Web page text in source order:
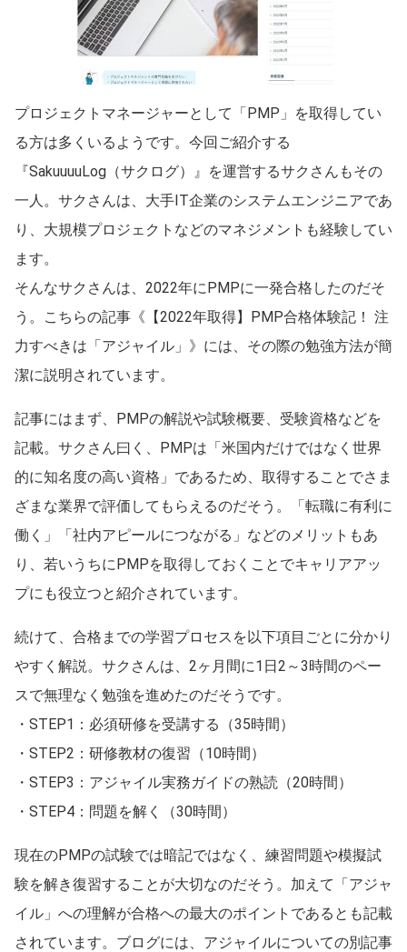
プロジェクトマネージャーとして「PMP」を取得してい
る方は多くいるようです。今回ご紹介する
『SakuuuuLog（サクログ）』を運営するサクさんもその
一人。サクさんは、大手IT企業のシステムエンジニアであ
り、大規模プロジェクトなどのマネジメントも経験してい
ます。
そんなサクさんは、2022年にPMPに一発合格したのだそ
う。こちらの記事《【2022年取得】PMP合格体験記！ 注
力すべきは「アジャイル」》には、その際の勉強方法が簡
潔に説明されています。
記事にはまず、PMPの解説や試験概要、受験資格などを
記載。サクさん曰く、PMPは「米国内だけではなく世界
的に知名度の高い資格」であるため、取得することでさま
ざまな業界で評価してもらえるのだそう。「転職に有利に
働く」「社内アピールにつながる」などのメリットもあ
り、若いうちにPMPを取得しておくことでキャリアアッ
プにも役立つと紹介されています。
続けて、合格までの学習プロセスを以下項目ごとに分かり
やすく解説。サクさんは、2ヶ月間に1日2～3時間のペー
スで無理なく勉強を進めたのだそうです。
・STEP1：必須研修を受講する（35時間）
・STEP2：研修教材の復習（10時間）
・STEP3：アジャイル実務ガイドの熟読（20時間）
・STEP4：問題を解く（30時間）
現在のPMPの試験では暗記ではなく、練習問題や模擬試
験を解き復習することが大切なのだそう。加えて「アジャ
イル」への理解が合格への最大のポイントであるとも記載
されています。ブログには、アジャイルについての別記事